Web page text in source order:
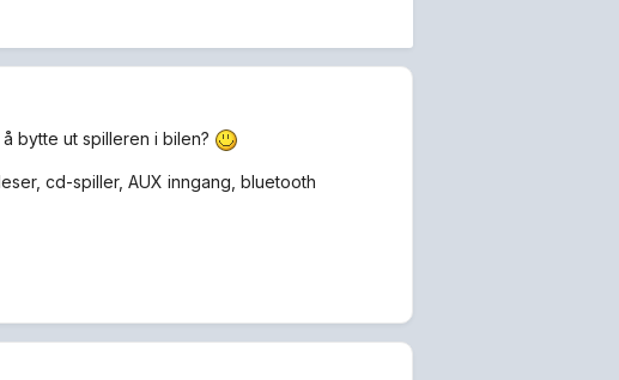
bytte ut spilleren i bilen?
cd-spiller, AUX inngang, bluetooth